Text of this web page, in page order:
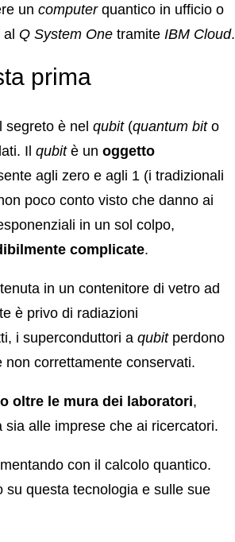
un computerquantico in ufficio o
al Q System One tramite IBM Cloud.
prima
è nel qubit(quantum bito
Il qubitè un oggetto
agli zero e agli 1 (i tradizionali
poco conto visto che danno ai
in un sol colpo,
complicate.
in un contenitore di vetro ad
è privo di radiazioni
i superconduttori a qubitperdono
correttamente conservati.
oltre le mura dei laboratori,
alle imprese che ai ricercatori.
con il calcolo quantico.
questa tecnologia e sulle sue